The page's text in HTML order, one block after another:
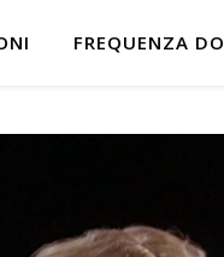
FREQUENZA